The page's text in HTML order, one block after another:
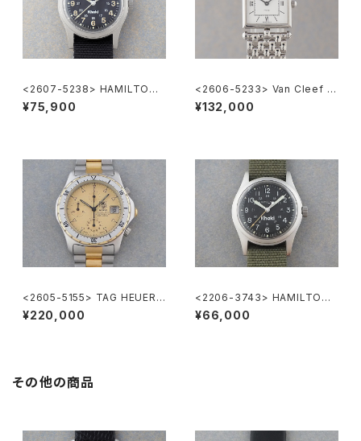
<2607-5238> HAMILTON
Khaki
¥75,900
<2606-5233> Van Cleef &
Arpels Classique
¥132,000
<2605-5155> TAG HEUER 2
000 Chronograph
¥220,000
<2206-3743> HAMILTON
Khaki
¥66,000
その他の商品